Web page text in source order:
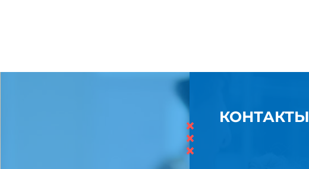
×
×
×
КОНТАКТЫ